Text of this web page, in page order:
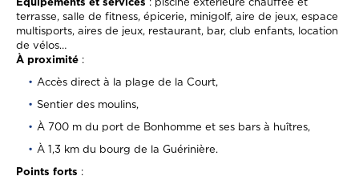
terrasse, salle de fitness, épicerie, minigolf, aire de jeux, espace
multisports, aires de jeux, restaurant, bar, club enfants, location
de vélos…
À proximité :
Accès direct à la plage de la Court,
Sentier des moulins,
À 700 m du port de Bonhomme et ses bars à huîtres,
À 1,3 km du bourg de la Guérinière.
Points forts :